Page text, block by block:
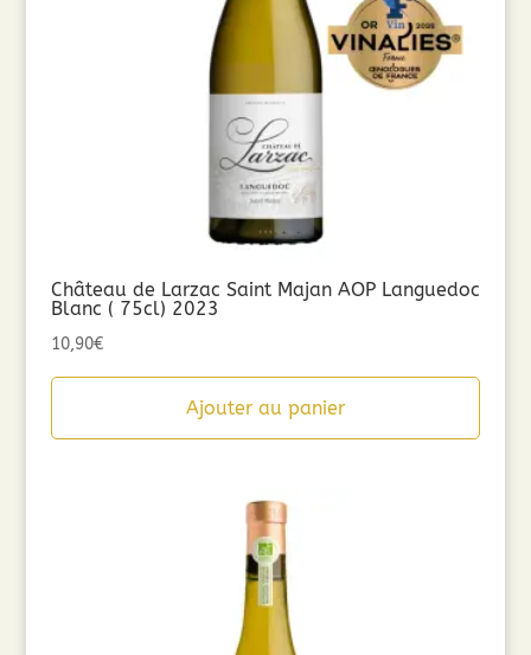
Château de Larzac Saint Majan AOP Languedoc
Blanc ( 75cl) 2023
10,90€
Ajouter au panier